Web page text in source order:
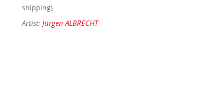
shipping)
Artist: Jürgen ALBRECHT